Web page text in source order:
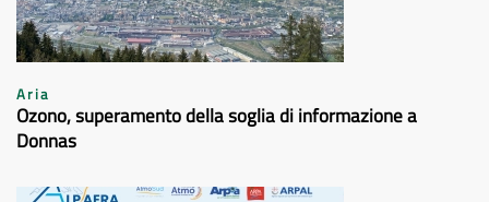
Aria
Ozono, superamento della soglia di informazione a
Donnas